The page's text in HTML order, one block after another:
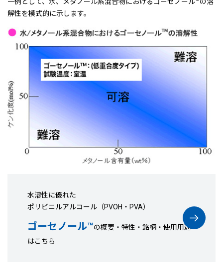
解性を模式的に示します。
水溶性に優れた
ポリビニルアルコール（PVOH・PVA）
ゴーセノール™の概要・特性・銘柄・使用用途
はこちら